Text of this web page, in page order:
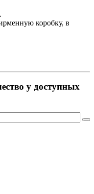
коробку, в
у доступных